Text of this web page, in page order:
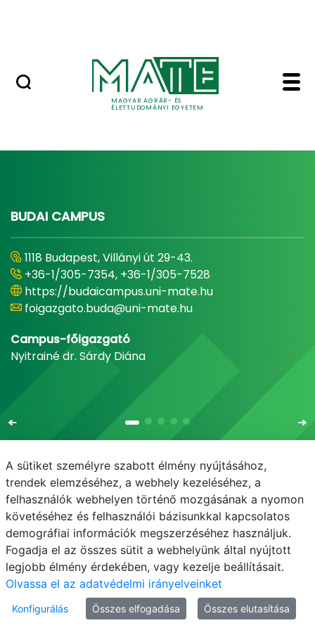
MAGYAR AGRÁR- ÉS
ÉLETTUDOMÁNYI EGYETEM
Bor és Piac -
Főcím
BUDAI CAMPUS
1118 Budapest, Villányi út 29-43.
+36-1/305-7354, +36-1/305-7528
https://budaicampus.uni-mate.hu
foigazgato.buda@uni-mate.hu
Campus-főigazgató
Nyitrainé dr. Sárdy Diána
E-mail Telefonkönyv NEPTUN
E-learning
Adatvédelem
© MATE 2021
A sütiket személyre szabott élmény nyújtásához,
trendek elemzéséhez, a webhely kezeléséhez, a
felhasználók webhelyen történő mozgásának a nyomon
követéséhez és felhasználói bázisunkkal kapcsolatos
demográfiai információk megszerzéséhez használjuk.
Fogadja el az összes sütit a webhelyünk által nyújtott
legjobb élmény érdekében, vagy kezelje beállításait.
Olvassa el az adatvédelmi irányelveinket
Konfigurálás Összes elfogadása Összes elutasítása